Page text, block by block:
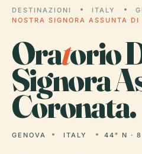
DESTINAZIONI ITALY
NOSTRA SIGNORA ASSUNTA DI
Oratorio
Signora
Coronata.
GENOVA ITALY 44° N ·